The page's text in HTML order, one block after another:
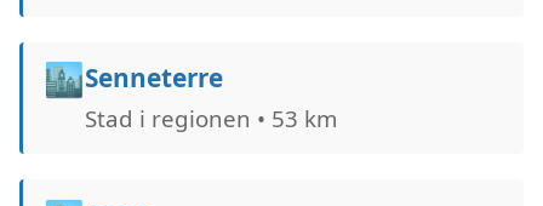
🏙️Senneterre
Stad i regionen • 53 km